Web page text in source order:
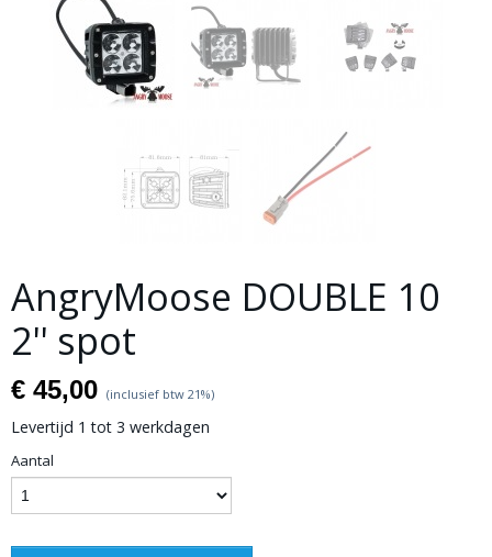
AngryMoose DOUBLE 10
2'' spot
€ 45,00 (inclusief btw 21%)
Levertijd 1 tot 3 werkdagen
Aantal